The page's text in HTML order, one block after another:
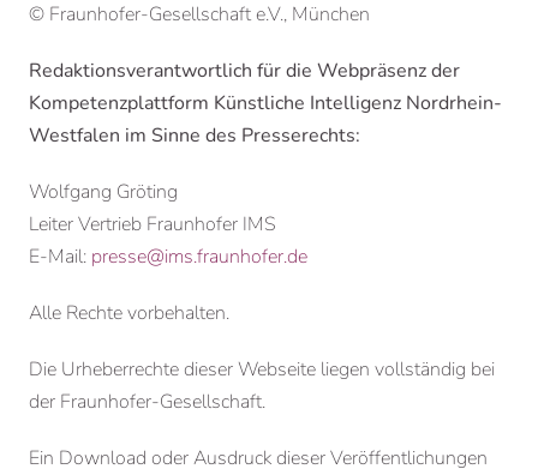
© Fraunhofer-Gesellschaft e.V., München
Redaktionsverantwortlich für die Webpräsenz der
Kompetenzplattform Künstliche Intelligenz Nordrhein-
Westfalen im Sinne des Presserechts:
Wolfgang Gröting
Leiter Vertrieb Fraunhofer IMS
E-Mail: presse@ims.fraunhofer.de
Alle Rechte vorbehalten.
Die Urheberrechte dieser Webseite liegen vollständig bei
der Fraunhofer-Gesellschaft.
Ein Download oder Ausdruck dieser Veröffentlichungen